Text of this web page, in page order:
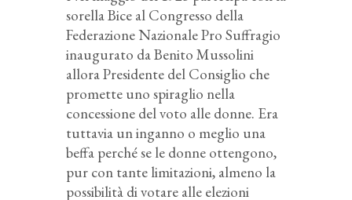
sorella Bice al Congresso della
Federazione Nazionale Pro Suffragio
inaugurato da Benito Mussolini
allora Presidente del Consiglio che
promette uno spiraglio nella
concessione del voto alle donne. Era
tuttavia un inganno o meglio una
beffa perché se le donne ottengono,
pur con tante limitazioni, almeno la
possibilità di votare alle elezioni